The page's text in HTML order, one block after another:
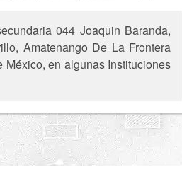
044 Joaquin Baranda,
Amatenango De La Frontera
en algunas Instituciones